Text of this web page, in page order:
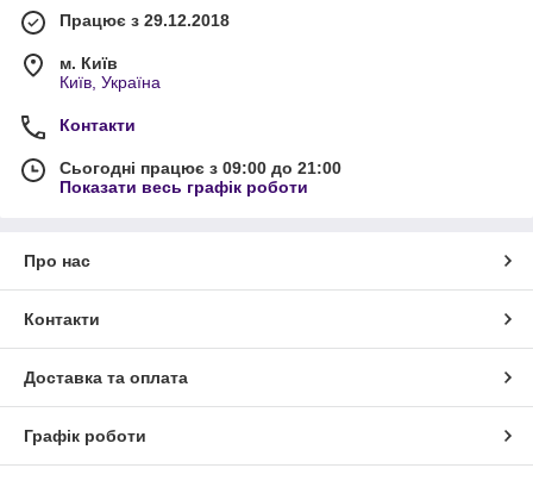
Працює з 29.12.2018
м. Київ
Київ, Україна
Контакти
Сьогодні працює з 09:00 до 21:00
Показати весь графік роботи
Про нас
Контакти
Доставка та оплата
Графік роботи